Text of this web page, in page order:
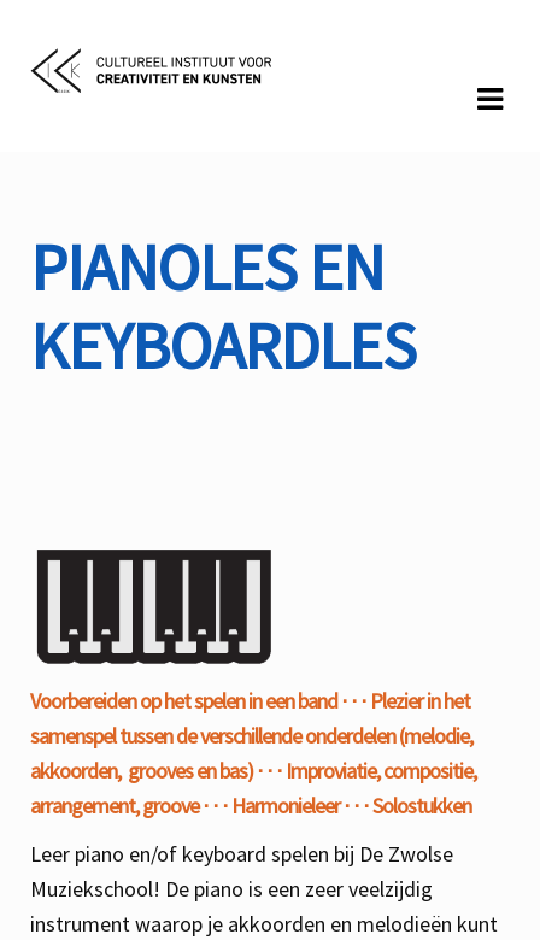
Skip
to
Skip
to
Pianoles en keyboardles
PIANOLES EN
KEYBOARDLES
Voorbereiden op het spelen in een band⋅ ⋅ ⋅ Plezier in het
samenspel tussen de verschillende onderdelen (melodie,
akkoorden, grooves en bas)⋅ ⋅ ⋅ Improviatie, compositie,
arrangement, groove⋅ ⋅ ⋅ Harmonieleer⋅ ⋅ ⋅Solostukken
Leer piano en/of keyboard spelen bij De Zwolse
Muziekschool! De piano is een zeer veelzijdig
instrument waarop je akkoorden en melodieën kunt